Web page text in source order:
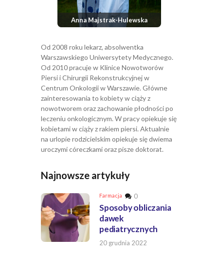
Anna Majstrak-Hulewska
Od 2008 roku lekarz, absolwentka
Warszawskiego Uniwersytety Medycznego.
Od 2010 pracuje w Klinice Nowotworów
Piersi i Chirurgii Rekonstrukcyjnej w
Centrum Onkologii w Warszawie. Główne
zainteresowania to kobiety w ciąży z
nowotworem oraz zachowanie płodności po
leczeniu onkologicznym. W pracy opiekuje się
kobietami w ciąży z rakiem piersi. Aktualnie
na urlopie rodzicielskim opiekuje się dwiema
uroczymi córeczkami oraz pisze doktorat.
Najnowsze artykuły
Farmacja 0
Sposoby obliczania
dawek
pediatrycznych
20 grudnia 2022